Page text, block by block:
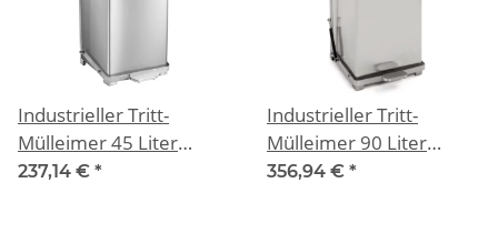
Industrieller Tritt-
Mülleimer 45 Liter
Edelstahl matt
237,14 € *
Industrieller Tritt-
Mülleimer 90 Liter
Edelstahl matt
356,94 € *